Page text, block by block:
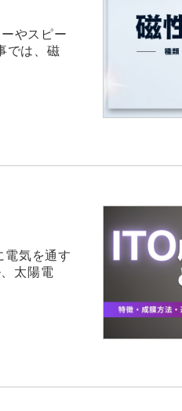
やスピー
では、磁
電気を通す
太陽電